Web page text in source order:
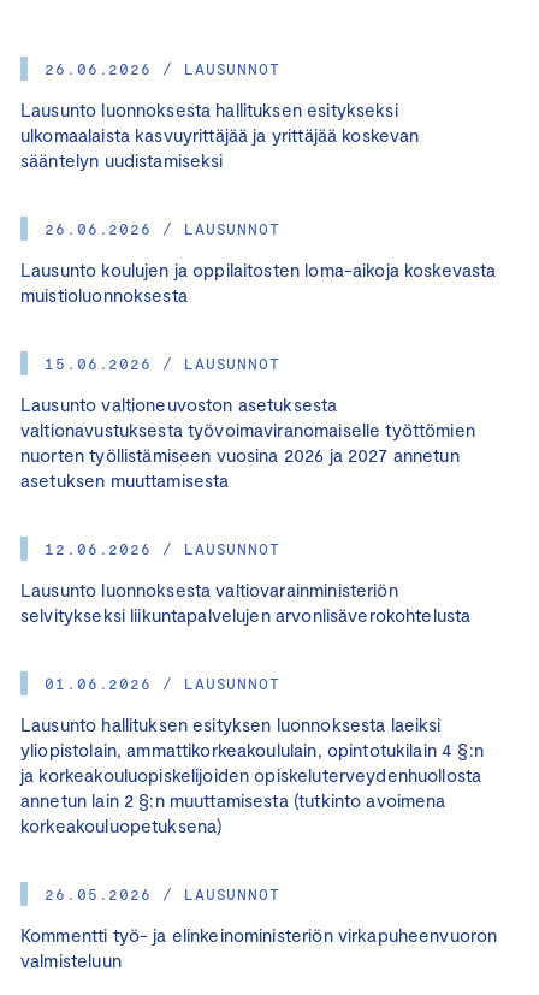
26.06.2026 / LAUSUNNOT
Lausunto luonnoksesta hallituksen esitykseksi
ulkomaalaista kasvuyrittäjää ja yrittäjää koskevan
sääntelyn uudistamiseksi
26.06.2026 / LAUSUNNOT
Lausunto koulujen ja oppilaitosten loma-aikoja koskevasta
muistioluonnoksesta
15.06.2026 / LAUSUNNOT
Lausunto valtioneuvoston asetuksesta
valtionavustuksesta työvoimaviranomaiselle työttömien
nuorten työllistämiseen vuosina 2026 ja 2027 annetun
asetuksen muuttamisesta
12.06.2026 / LAUSUNNOT
Lausunto luonnoksesta valtiovarainministeriön
selvitykseksi liikuntapalvelujen arvonlisäverokohtelusta
01.06.2026 / LAUSUNNOT
Lausunto hallituksen esityksen luonnoksesta laeiksi
yliopistolain, ammattikorkeakoululain, opintotukilain 4 §:n
ja korkeakouluopiskelijoiden opiskeluterveydenhuollosta
annetun lain 2 §:n muuttamisesta (tutkinto avoimena
korkeakouluopetuksena)
26.05.2026 / LAUSUNNOT
Kommentti työ- ja elinkeinoministeriön virkapuheenvuoron
valmisteluun